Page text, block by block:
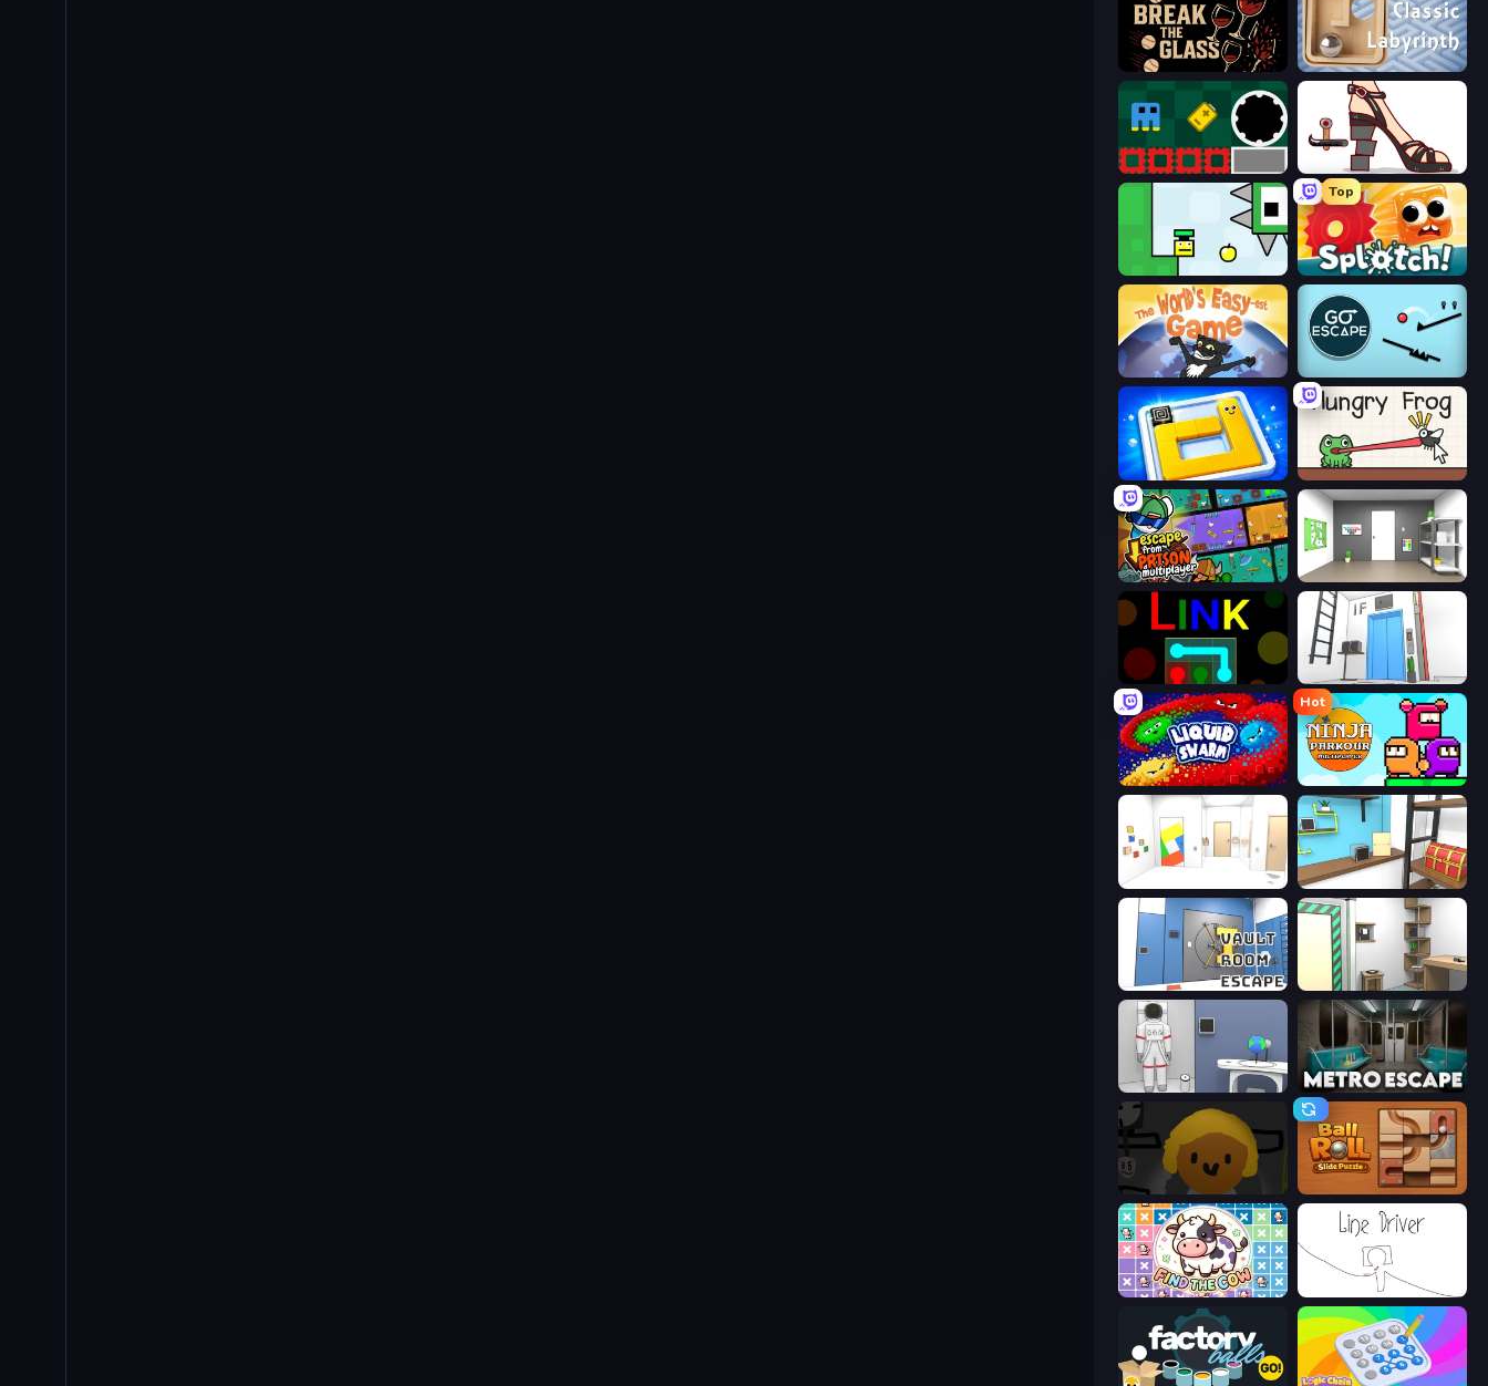
Break the Glass Classic Labyrinth 3D
Jump and Hover Kakato Otoshi
Top
Splotch!
Ice Slide Hungry Frog
Escape From Prison Multiplayer Paint Room Escape
Link Elevator Room Escape
Liquid Swarm
Hot
Ninja Parkour Multiplayer
Mirror Room Escape Game Cafe Escape
Vault Room Escape Machine Room Escape
Space Museum Escape Metro Escape
Find The Cow